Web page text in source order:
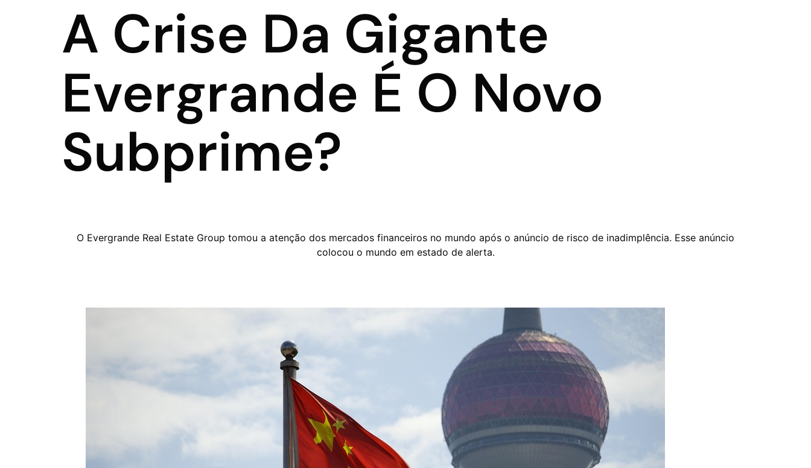
A Crise Da Gigante
Evergrande É O Novo
Subprime?
O Evergrande Real Estate Group tomou a atenção dos mercados financeiros no mundo após o anúncio de risco de inadimplência. Esse anúncio
colocou o mundo em estado de alerta.